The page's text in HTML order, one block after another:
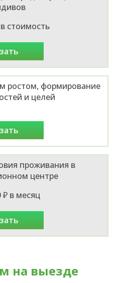
стоимость
ростом, формирование
и целей
проживания в
центре
₽ в месяц
на выезде